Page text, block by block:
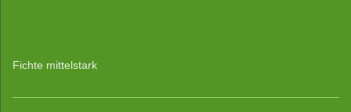
Fichte mittelstark